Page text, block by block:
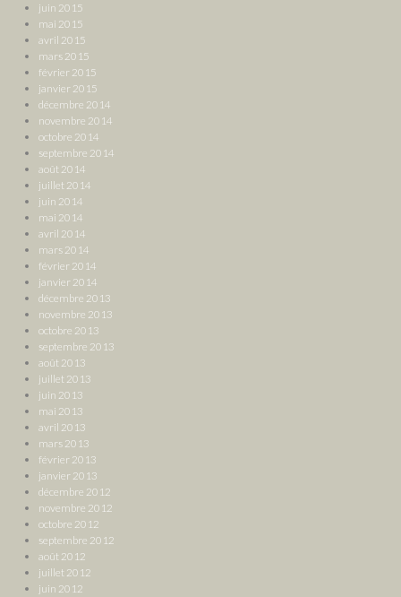
juin 2015
mai 2015
avril 2015
mars 2015
février 2015
janvier 2015
décembre 2014
novembre 2014
octobre 2014
septembre 2014
août 2014
juillet 2014
juin 2014
mai 2014
avril 2014
mars 2014
février 2014
janvier 2014
décembre 2013
novembre 2013
octobre 2013
septembre 2013
août 2013
juillet 2013
juin 2013
mai 2013
avril 2013
mars 2013
février 2013
janvier 2013
décembre 2012
novembre 2012
octobre 2012
septembre 2012
août 2012
juillet 2012
juin 2012